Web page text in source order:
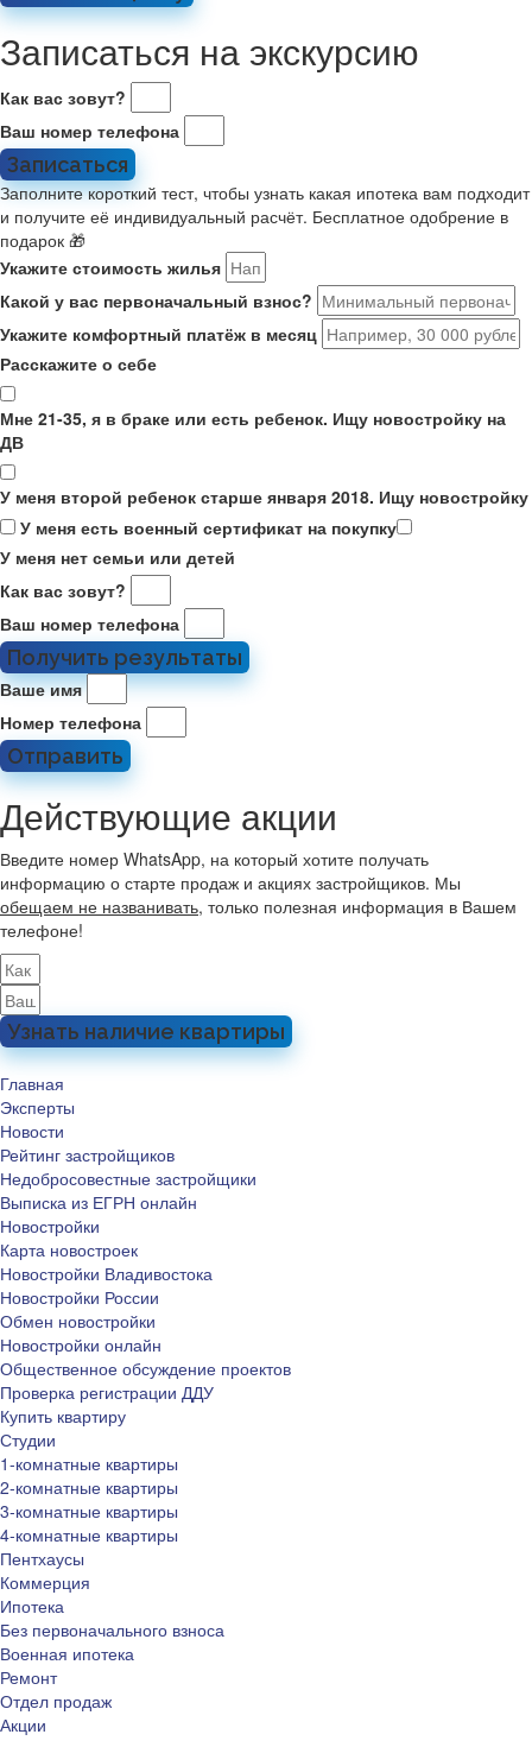
Записаться на экскурсию
Как вас зовут?
Ваш номер телефона
Записаться
Заполните короткий тест, чтобы узнать какая ипотека вам подходит
и получите её индивидуальный расчёт. Бесплатное одобрение в
подарок 🎁
Укажите стоимость жилья
Какой у вас первоначальный взнос?
Укажите комфортный платёж в месяц
Расскажите о себе
Мне 21-35, я в браке или есть ребенок. Ищу новостройку на
ДВ
У меня второй ребенок старше января 2018. Ищу новостройку
У меня есть военный сертификат на покупку
У меня нет семьи или детей
Как вас зовут?
Ваш номер телефона
Получить результаты
Ваше имя
Номер телефона
Отправить
Действующие акции
Введите номер WhatsApp, на который хотите получать
информацию о старте продаж и акциях застройщиков. Мы
обещаем не названивать, только полезная информация в Вашем
телефоне!
Узнать наличие квартиры
Главная
Эксперты
Новости
Рейтинг застройщиков
Недобросовестные застройщики
Выписка из ЕГРН онлайн
Новостройки
Карта новостроек
Новостройки Владивостока
Новостройки России
Обмен новостройки
Новостройки онлайн
Общественное обсуждение проектов
Проверка регистрации ДДУ
Купить квартиру
Студии
1-комнатные квартиры
2-комнатные квартиры
3-комнатные квартиры
4-комнатные квартиры
Пентхаусы
Коммерция
Ипотека
Без первоначального взноса
Военная ипотека
Ремонт
Отдел продаж
Акции